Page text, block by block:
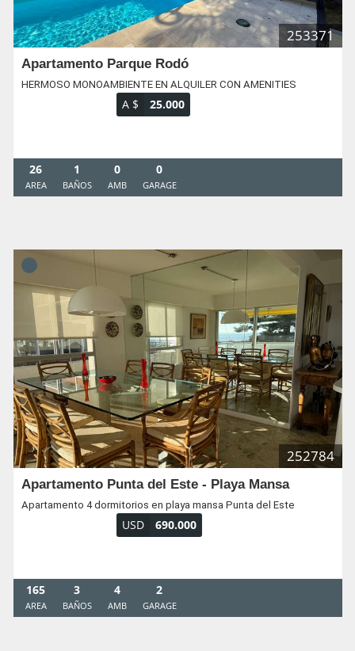
253371
Apartamento Parque Rodó
HERMOSO MONOAMBIENTE EN ALQUILER CON AMENITIES
A $ 25.000
26
AREA
1
BAÑOS
0
AMB
0
GARAGE
252784
Apartamento Punta del Este - Playa Mansa
Apartamento 4 dormitorios en playa mansa Punta del Este
USD 690.000
165
AREA
3
BAÑOS
4
AMB
2
GARAGE